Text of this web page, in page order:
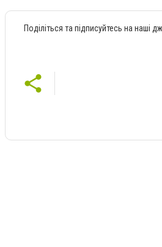
Поділіться та підписуйтесь на наші